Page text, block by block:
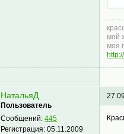
мой
моя
НатальяД
Пользователь
Сообщений:445
Регистрация:05.11.2009